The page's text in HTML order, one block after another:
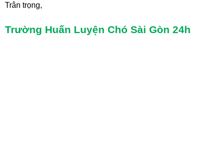
Trân trọng,
Trường Huấn Luyện Chó Sài Gòn 24h